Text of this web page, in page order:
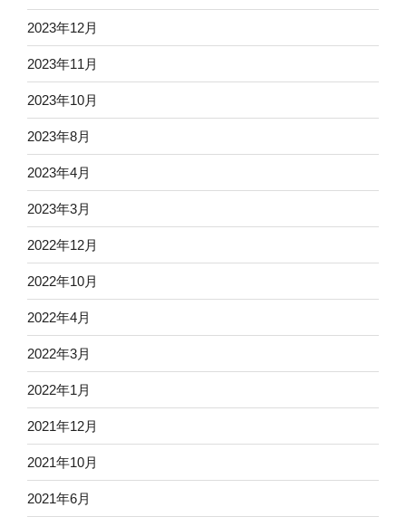
2023年12月
2023年11月
2023年10月
2023年8月
2023年4月
2023年3月
2022年12月
2022年10月
2022年4月
2022年3月
2022年1月
2021年12月
2021年10月
2021年6月